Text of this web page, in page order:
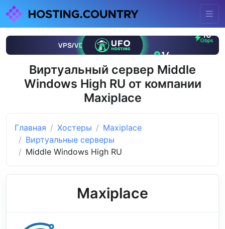
Виртуальный сервер Middle
Windows High RU от компании
Maxiplace
Главная Хостеры
Maxiplace
Виртуальные серверы
Middle Windows High RU
Maxiplace